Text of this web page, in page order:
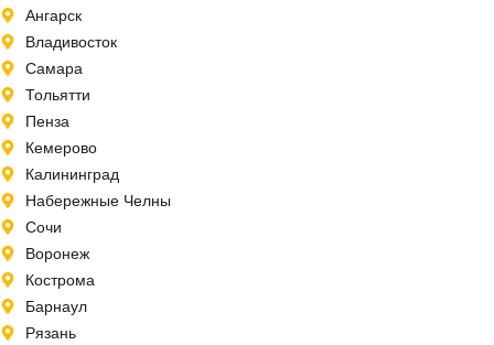
Ангарск
Владивосток
Самара
Тольятти
Пенза
Кемерово
Калининград
Набережные Челны
Сочи
Воронеж
Кострома
Барнаул
Рязань